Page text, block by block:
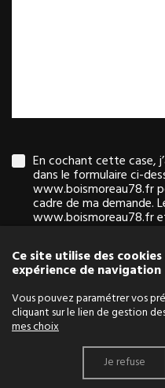
En cochant cette case,
dans le formulaire ci-
www.boismoreau78.fr
cadre de ma demande.
www.boismoreau78.fr
de vos données et
à notrepolitique de
Envoyer
Ce site utilise des
expérience de navigation
Vous pouvez paramétrer vos
cliquant sur le lien de gestion
mes choix
Je refuse